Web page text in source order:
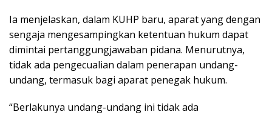
Ia menjelaskan, dalam KUHP baru, aparat yang dengan
sengaja mengesampingkan ketentuan hukum dapat
dimintai pertanggungjawaban pidana. Menurutnya,
tidak ada pengecualian dalam penerapan undang-
undang, termasuk bagi aparat penegak hukum.
“Berlakunya undang-undang ini tidak ada